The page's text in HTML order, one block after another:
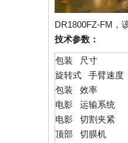
DR1800FZ-FM，
技术参数：
包装 尺寸
旋转式 手臂速度
包装 效率
电影 运输系统
电影 切割夹紧
顶部 切膜机